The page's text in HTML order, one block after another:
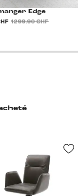
Edge
1 299.90 CHF